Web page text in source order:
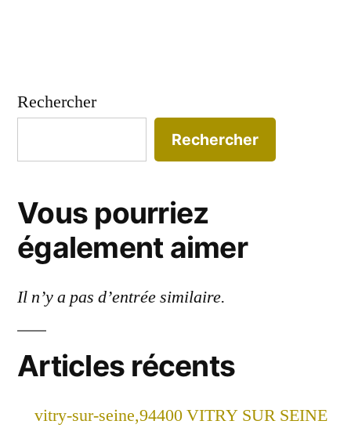
Rechercher
Rechercher
Vous pourriez
également aimer
Il n’y a pas d’entrée similaire.
Articles récents
vitry-sur-seine,94400 VITRY SUR SEINE